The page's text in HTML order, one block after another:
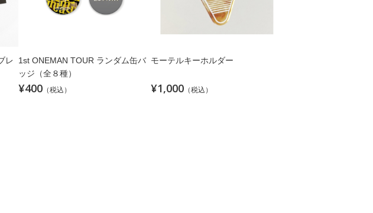
レ
1st ONEMAN TOUR ランダム缶バ
ッジ（全８種）
¥400 （税込）
モーテルキーホルダー
¥1,000 （税込）